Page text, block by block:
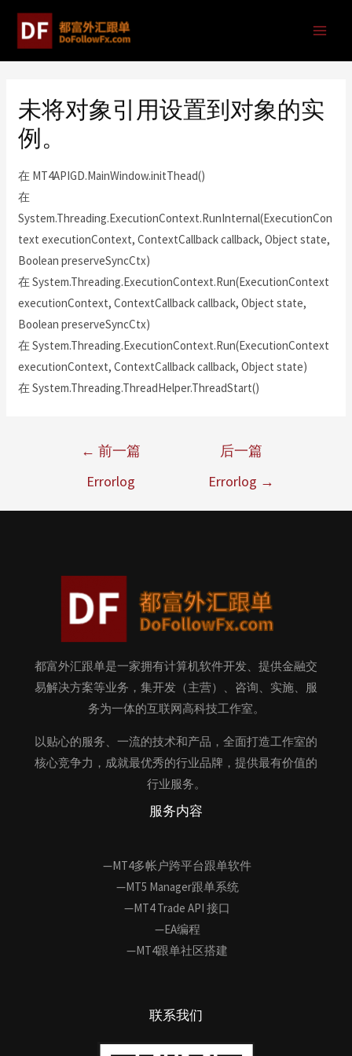
未将对象引用设置到对象的实
例。
在 MT4APIGD.MainWindow.initThead()
在
System.Threading.ExecutionContext.RunInternal(ExecutionCon
text executionContext, ContextCallback callback, Object state,
Boolean preserveSyncCtx)
在 System.Threading.ExecutionContext.Run(ExecutionContext
executionContext, ContextCallback callback, Object state,
Boolean preserveSyncCtx)
在 System.Threading.ExecutionContext.Run(ExecutionContext
executionContext, ContextCallback callback, Object state)
在 System.Threading.ThreadHelper.ThreadStart()
← 前一篇
Errorlog
后一篇
Errorlog →
都富外汇跟单是一家拥有计算机软件开发、提供金融交
易解决方案等业务，集开发（主营）、咨询、实施、服
务为一体的互联网高科技工作室。
以贴心的服务、一流的技术和产品，全面打造工作室的
核心竞争力，成就最优秀的行业品牌，提供最有价值的
行业服务。
服务内容
—MT4多帐户跨平台跟单软件
—MT5 Manager跟单系统
—MT4 Trade API 接口
—EA编程
—MT4跟单社区搭建
联系我们